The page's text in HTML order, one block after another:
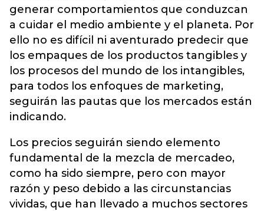
generar comportamientos que conduzcan
a cuidar el medio ambiente y el planeta. Por
ello no es difícil ni aventurado predecir que
los empaques de los productos tangibles y
los procesos del mundo de los intangibles,
para todos los enfoques de marketing,
seguirán las pautas que los mercados están
indicando.
Los precios seguirán siendo elemento
fundamental de la mezcla de mercadeo,
como ha sido siempre, pero con mayor
razón y peso debido a las circunstancias
vividas, que han llevado a muchos sectores